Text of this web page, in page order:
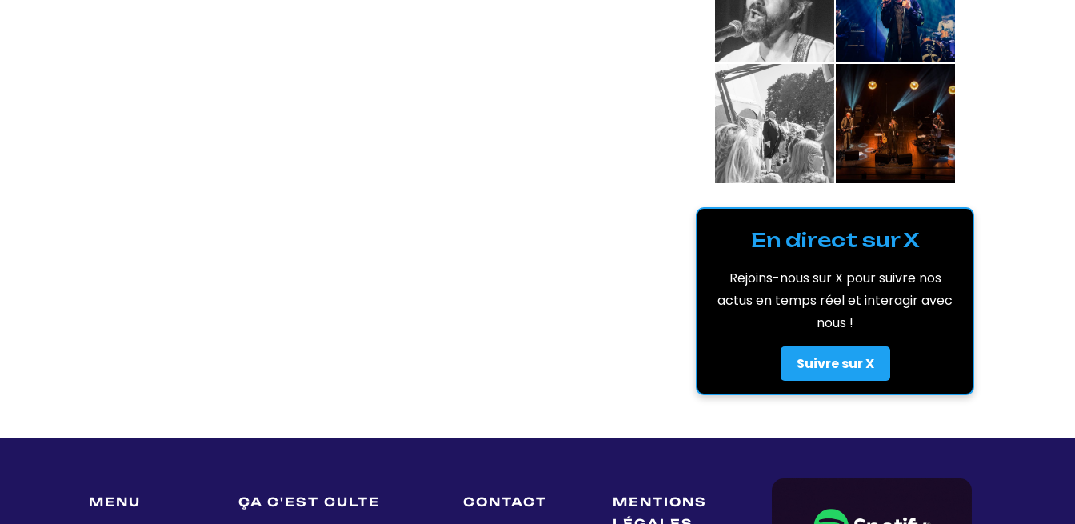
En direct sur X
Rejoins-nous sur X pour suivre nos
actus en temps réel et interagir avec
nous !
Suivre sur X
MENU ÇA C'EST CULTE CONTACT
MENTIONS